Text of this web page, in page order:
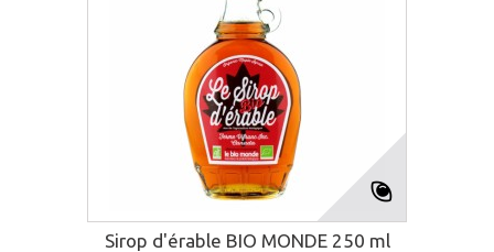
Sirop d'érable BIO MONDE 250 ml